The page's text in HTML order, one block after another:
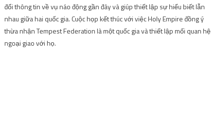
đổi thông tin về vụ náo động gần đây và giúp thiết lập sự hiểu biết lẫn
nhau giữa hai quốc gia. Cuộc họp kết thúc với việc Holy Empire đồng ý
thừa nhận Tempest Federation là một quốc gia và thiết lập mối quan hệ
ngoại giao với họ.